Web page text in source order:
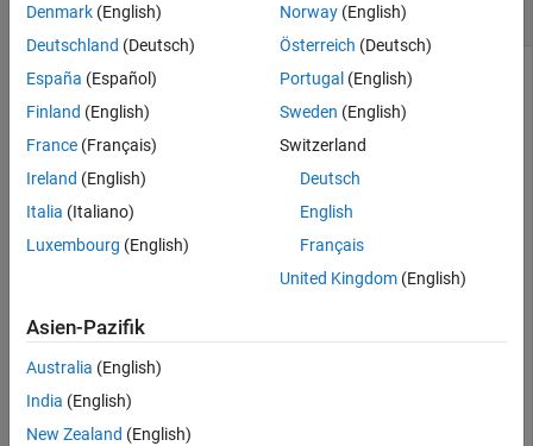
Return List of Variables in Model Workspace
Open the example model
openExample( 'simulink_general/
model workspace of
,'ModelWorkspace');
Create some variables in the model workspace.
assignin(mdlWks,
assignin(mdlWks,
Denmark (English)
Deutschland (Deutsch)
España (Español)
Finland (English)
France (Français)
Ireland (English)
Italia (Italiano)
Luxembourg (English)
Norway(English)
Österreich (Deutsch)
Portugal (English)
Sweden (English)
Switzerland
Deutsch
English
Français
United Kingdom(English)
Asien-Pazifik
Australia (English)
India (English)
New Zealand (English)